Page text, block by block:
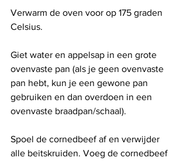
Verwarm de oven voor op 175 graden
Celsius.
Giet water en appelsap in een grote
ovenvaste pan (als je geen ovenvaste
pan hebt, kun je een gewone pan
gebruiken en dan overdoen in een
ovenvaste braadpan/schaal).
Spoel de cornedbeef af en verwijder
alle beitskruiden. Voeg de cornedbeef